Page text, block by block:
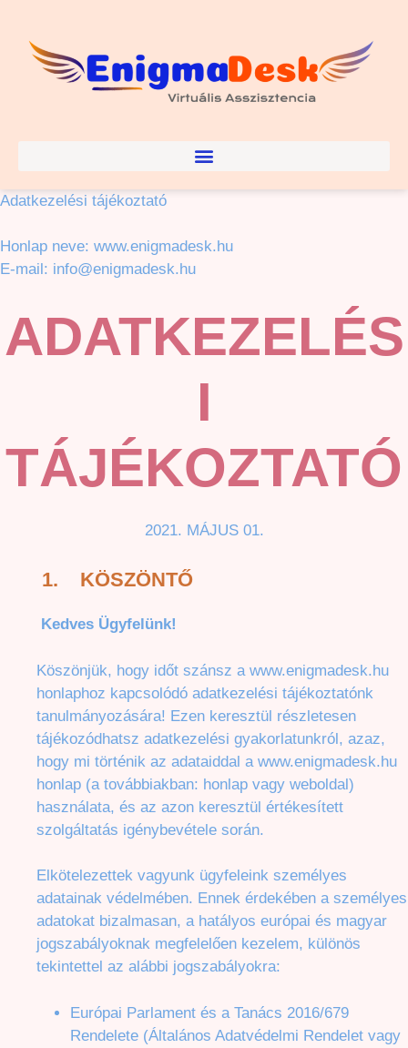
Adatkezelési tájékoztató
Honlap neve: www.enigmadesk.hu
E-mail: info@enigmadesk.hu
ADATKEZELÉS
I
TÁJÉKOZTATÓ
2021. MÁJUS 01.
1. KÖSZÖNTŐ
Kedves Ügyfelünk!
Köszönjük, hogy időt szánsz a www.enigmadesk.hu
honlaphoz kapcsolódó adatkezelési tájékoztatónk
tanulmányozására! Ezen keresztül részletesen
tájékozódhatsz adatkezelési gyakorlatunkról, azaz,
hogy mi történik az adataiddal a www.enigmadesk.hu
honlap (a továbbiakban: honlap vagy weboldal)
használata, és az azon keresztül értékesített
szolgáltatás igénybevétele során.
Elkötelezettek vagyunk ügyfeleink személyes
adatainak védelmében. Ennek érdekében a személyes
adatokat bizalmasan, a hatályos európai és magyar
jogszabályoknak megfelelően kezelem, különös
tekintettel az alábbi jogszabályokra:
Európai Parlament és a Tanács 2016/679
Rendelete (Általános Adatvédelmi Rendelet vagy